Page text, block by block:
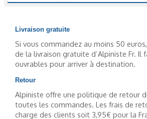
Livraison gratuite
Si vous commandez au moins 50
de la livraison gratuite d’Alpiniste Fr. Il
ouvrables pour arriver à destination.
Retour
Alpiniste offre une politique de retour
toutes les commandes. Les frais de
charge des clients soit 3,95€ pour la